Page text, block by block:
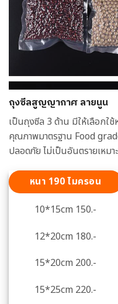
ถุงซีลสูญญากาศ ลายนูน
เป็นถุงซีล 3 ด้าน มีให้เลือกใช้
คุณภาพมาตรฐาน Food
ปลอดภัย ไม่เป็นอันตรายเหมา
หนา 190 ไมครอน
10*15cm 150.-
12*20cm 180.-
15*20cm 200.-
15*25cm 220.-